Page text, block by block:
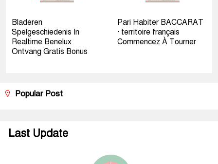
Bladeren
Spelgeschiedenis In
Realtime Benelux
Ontvang Gratis Bonus
Pari Habiter BACCARAT
· territoire français
Commencez À Tourner
Popular Post
Last Update